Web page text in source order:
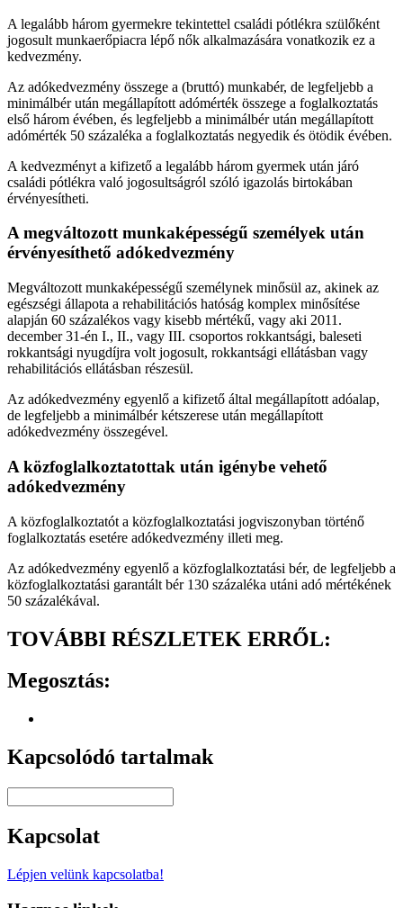
A legalább három gyermekre tekintettel családi pótlékra szülőként
jogosult munkaerőpiacra lépő nők alkalmazására vonatkozik ez a
kedvezmény.
Az adókedvezmény összege a (bruttó) munkabér, de legfeljebb a
minimálbér után megállapított adómérték összege a foglalkoztatás
első három évében, és legfeljebb a minimálbér után megállapított
adómérték 50 százaléka a foglalkoztatás negyedik és ötödik évében.
A kedvezményt a kifizető a legalább három gyermek után járó
családi pótlékra való jogosultságról szóló igazolás birtokában
érvényesítheti.
A megváltozott munkaképességű személyek után
érvényesíthető adókedvezmény
Megváltozott munkaképességű személynek minősül az, akinek az
egészségi állapota a rehabilitációs hatóság komplex minősítése
alapján 60 százalékos vagy kisebb mértékű, vagy aki 2011.
december 31-én I., II., vagy III. csoportos rokkantsági, baleseti
rokkantsági nyugdíjra volt jogosult, rokkantsági ellátásban vagy
rehabilitációs ellátásban részesül.
Az adókedvezmény egyenlő a kifizető által megállapított adóalap,
de legfeljebb a minimálbér kétszerese után megállapított
adókedvezmény összegével.
A közfoglalkoztatottak után igénybe vehető
adókedvezmény
A közfoglalkoztatót a közfoglalkoztatási jogviszonyban történő
foglalkoztatás esetére adókedvezmény illeti meg.
Az adókedvezmény egyenlő a közfoglalkoztatási bér, de legfeljebb a
közfoglalkoztatási garantált bér 130 százaléka utáni adó mértékének
50 százalékával.
TOVÁBBI RÉSZLETEK ERRŐL:
Megosztás:
Kapcsolódó tartalmak
Kapcsolat
Lépjen velünk kapcsolatba!